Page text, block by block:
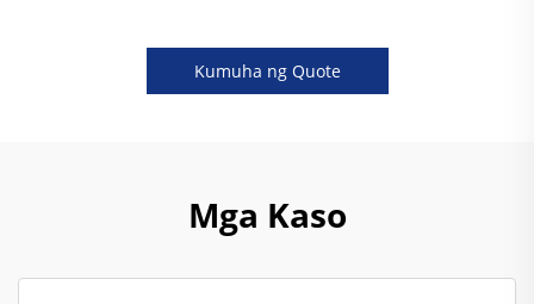
Kumuha ng Quote
Mga Kaso